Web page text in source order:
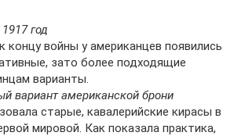
год
концу войны у американцев появились
зато более подходящие
варианты.
вариант американской брони
старые, кавалерийские кирасы в
мировой. Как показала практика,